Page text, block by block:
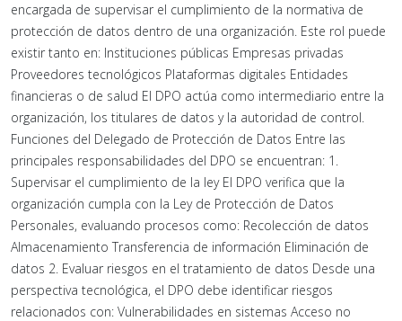
encargada de supervisar el cumplimiento de la normativa de
protección de datos dentro de una organización. Este rol puede
existir tanto en: Instituciones públicas Empresas privadas
Proveedores tecnológicos Plataformas digitales Entidades
financieras o de salud El DPO actúa como intermediario entre la
organización, los titulares de datos y la autoridad de control.
Funciones del Delegado de Protección de Datos Entre las
principales responsabilidades del DPO se encuentran: 1.
Supervisar el cumplimiento de la ley El DPO verifica que la
organización cumpla con la Ley de Protección de Datos
Personales, evaluando procesos como: Recolección de datos
Almacenamiento Transferencia de información Eliminación de
datos 2. Evaluar riesgos en el tratamiento de datos Desde una
perspectiva tecnológica, el DPO debe identificar riesgos
relacionados con: Vulnerabilidades en sistemas Acceso no